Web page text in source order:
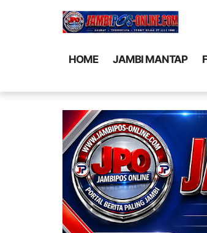
HOME JAMBI MANTAP